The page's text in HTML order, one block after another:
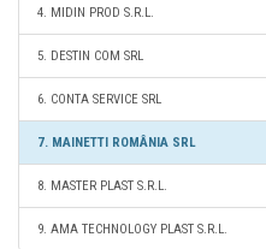
4. MIDIN PROD S.R.L.
5. DESTIN COM SRL
6. CONTA SERVICE SRL
7. MAINETTI ROMÂNIA SRL
8. MASTER PLAST S.R.L.
9. AMA TECHNOLOGY PLAST S.R.L.